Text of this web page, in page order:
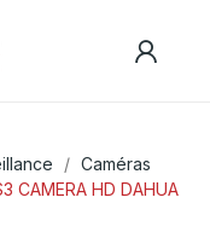
Caméras
CAMERA HD DAHUA